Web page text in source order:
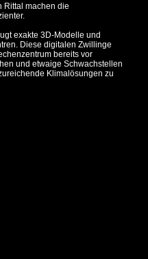
Rittal machen die
exakte 3D-Modelle und
Diese digitalen Zwillinge
bereits vor
und etwaige Schwachstellen
Klimalösungen zu